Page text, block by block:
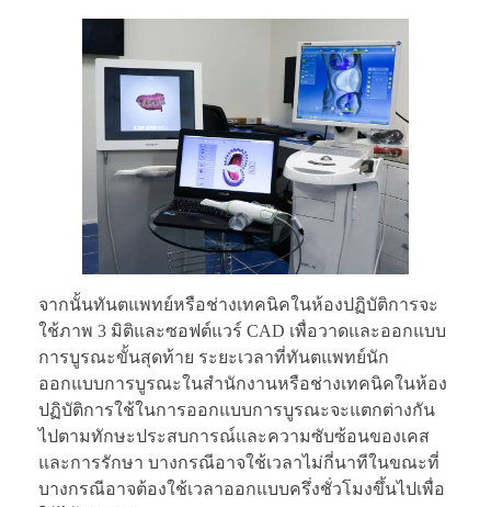
จากนั้นทันตแพทย์หรือช่างเทคนิคในห้องปฏิบัติการจะ
ใช้ภาพ 3 มิติและซอฟต์แวร์ CAD เพื่อวาดและออกแบบ
การบูรณะขั้นสุดท้าย ระยะเวลาที่ทันตแพทย์นัก
ออกแบบการบูรณะในสำนักงานหรือช่างเทคนิคในห้อง
ปฏิบัติการใช้ในการออกแบบการบูรณะจะแตกต่างกัน
ไปตามทักษะประสบการณ์และความซับซ้อนของเคส
และการรักษา บางกรณีอาจใช้เวลาไม่กี่นาทีในขณะที่
บางกรณีอาจต้องใช้เวลาออกแบบครึ่งชั่วโมงขึ้นไปเพื่อ